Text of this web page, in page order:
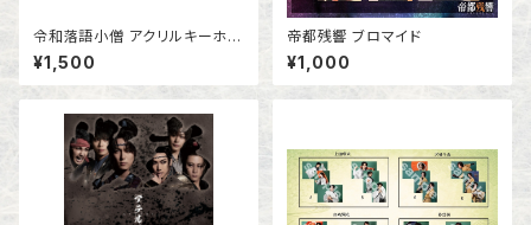
令和落語小僧 アクリルキーホル
ダー
¥1,500
帝都残響 ブロマイド
¥1,000